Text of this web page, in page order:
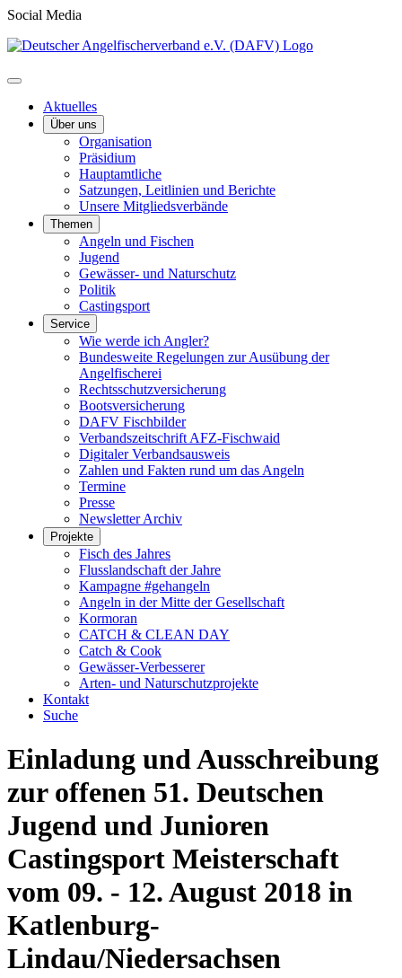
Social Media
Aktuelles
Über uns
Organisation
Präsidium
Hauptamtliche
Satzungen, Leitlinien und Berichte
Unsere Mitgliedsverbände
Themen
Angeln und Fischen
Jugend
Gewässer- und Naturschutz
Politik
Castingsport
Service
Wie werde ich Angler?
Bundesweite Regelungen zur Ausübung der
Angelfischerei
Rechtsschutzversicherung
Bootsversicherung
DAFV Fischbilder
Verbandszeitschrift AFZ-Fischwaid
Digitaler Verbandsausweis
Zahlen und Fakten rund um das Angeln
Termine
Presse
Newsletter Archiv
Projekte
Fisch des Jahres
Flusslandschaft der Jahre
Kampagne #gehangeln
Angeln in der Mitte der Gesellschaft
Kormoran
CATCH & CLEAN DAY
Catch & Cook
Gewässer-Verbesserer
Arten- und Naturschutzprojekte
Kontakt
Suche
Einladung und Ausschreibung
zur offenen 51. Deutschen
Jugend und Junioren
Castingsport Meisterschaft
vom 09. - 12. August 2018 in
Katlenburg-
Lindau/Niedersachsen